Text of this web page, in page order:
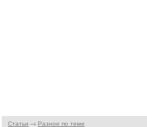
Статьи Разное по теме